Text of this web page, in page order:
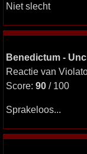
Niet slecht
Benedictum -
Reactie van
Score: 90 / 100
Sprakeloos...